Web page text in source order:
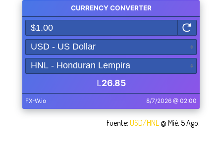
Fuente: USD/HNL @ Mié, 5 Ago.